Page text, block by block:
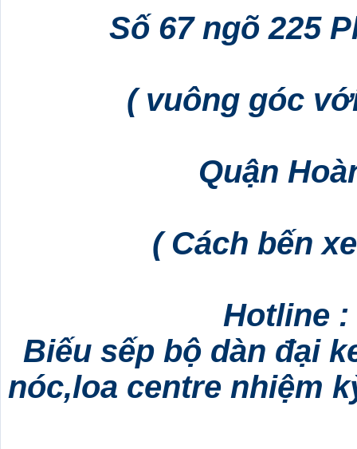
Số 67 ngõ 225
( vuông góc
Quận
( Cách bến
Hotline :
Biếu sếp bộ dàn đại
nóc,loa centre nhiệm